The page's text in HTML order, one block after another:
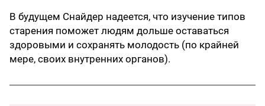
В будущем Снайдер надеется, что изучение типов
старения поможет людям дольше оставаться
здоровыми и сохранять молодость (по крайней
мере, своих внутренних органов).